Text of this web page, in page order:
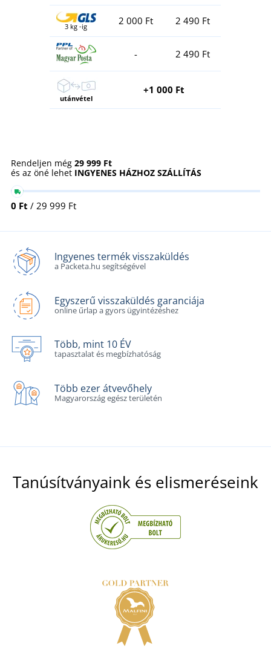
3 kg -ig 2 000 Ft 2 490 Ft
- 2 490 Ft
utánvétel
+1 000 Ft
Rendeljen még 29 999 Ft
és az öné lehet INGYENES HÁZHOZ SZÁLLÍTÁS
0 Ft / 29 999 Ft
Ingyenes termék visszaküldés
a Packeta.hu segítségével
Egyszerű visszaküldés garanciája
online űrlap a gyors ügyintézéshez
Több, mint 10 ÉV
tapasztalat és megbízhatóság
Több ezer átvevőhely
Magyarország egész területén
Tanúsítványaink és elismeréseink